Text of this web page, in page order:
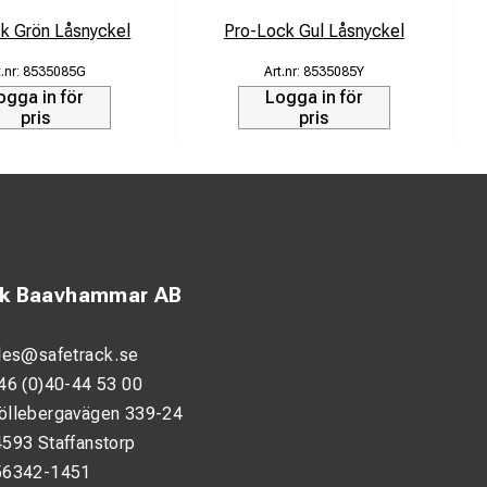
öppna och
Grön Låsnyckel
8535085G
in för
pris
Pro-Lock Gul Låsnyckel
8535085Y
Logga in för
pris
Baavhammar AB
(0)40-44 53 00
339-24
Staffanstorp
1451